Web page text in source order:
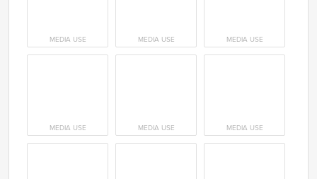
MEDIA USE MEDIA USE MEDIA USE
MEDIA USE MEDIA USE MEDIA USE